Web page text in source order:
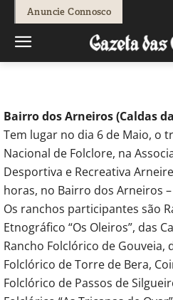
Anuncie Connosco
Redação - 26 de Abril, 2012
Bairro dos Arneiros (Caldas
Tem lugar no dia 6 de Maio, o
Nacional de Folclore, na
Desportiva e Recreativa
horas, no Bairro dos Arneiros –
Os ranchos participantes são
Etnográfico “Os Oleiros”, das
Rancho Folclórico de Gouveia,
Folclórico de Torre de Bera,
Folclórico de Passos de